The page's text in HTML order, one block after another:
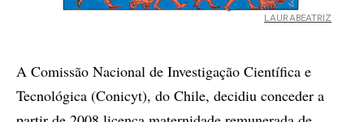
LAURABEATRIZ
A Comissão Nacional de Investigação Científica e
Tecnológica (Conicyt), do Chile, decidiu conceder a